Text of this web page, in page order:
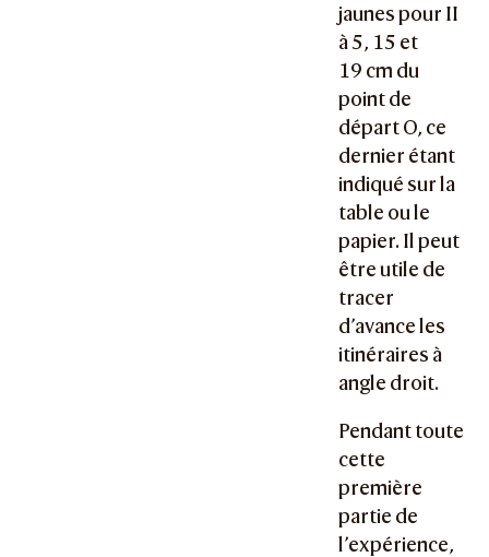
jaunes pour II
à 5, 15 et
19 cm du
point de
départ O, ce
dernier étant
indiqué sur la
table ou le
papier. Il peut
être utile de
tracer
d’avance les
itinéraires à
angle droit.
Pendant toute
cette
première
partie de
l’expérience,